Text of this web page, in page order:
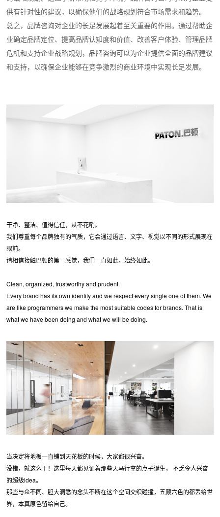
供有针对性的建议，以确保他们的战略规划符合市场需求和趋势。
总之，品牌咨询对企业的长足发展起着至关重要的作用。通过帮助企
业确定品牌定位、提高品牌认知度和价值、改善客户体验、管理品牌
危机和支持企业战略规划，品牌咨询可以为企业提供全面的品牌建议
和支持，以确保企业能够在竞争激烈的商业环境中实现长足发展。
干净、整洁、值得信任，从不花哨。
我们尊重每个品牌独有的气质，它会通过语言、文字、视觉以不同的形式展现在
眼前。
请相信接触巴顿的第一感觉，我们一直如此，始终如此。
Clean, organized, trustworthy and prudent.
Every brand has its own identity and we respect every single one of them. We
are like programmers we make the most suitable codes for brands. That is
what we have been doing and what we will be doing.
当决定将地板一直铺到天花板的时候，大家都很兴奋。
没错，就这么干！这里每天都见证着那些天马行空的点子诞生， 不乏令人兴奋
的超级idea。
那些与众不同、胆大洞悉的念头不断在这个空间交织碰撞，五颜六色的都丢给世
界，本真原色留给自己。